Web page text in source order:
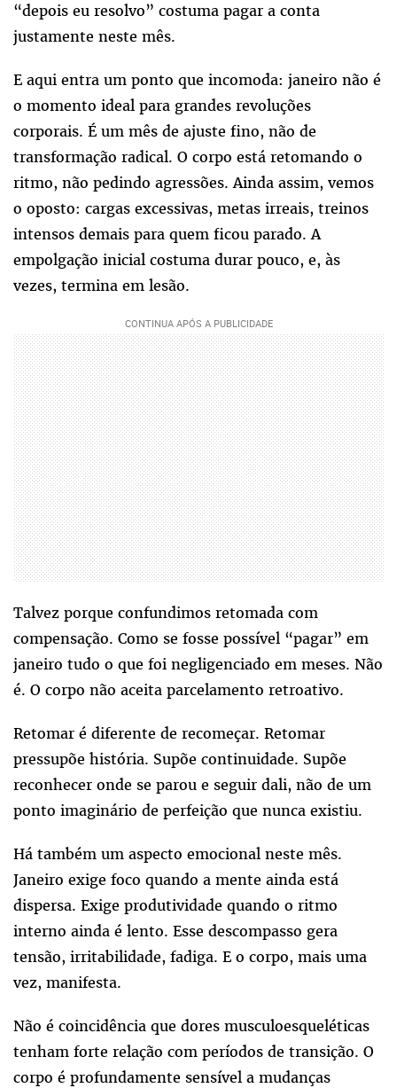
“depois eu resolvo” costuma pagar a conta
justamente neste mês.
E aqui entra um ponto que incomoda: janeiro não é
o momento ideal para grandes revoluções
corporais. É um mês de ajuste fino, não de
transformação radical. O corpo está retomando o
ritmo, não pedindo agressões. Ainda assim, vemos
o oposto: cargas excessivas, metas irreais, treinos
intensos demais para quem ficou parado. A
empolgação inicial costuma durar pouco, e, às
vezes, termina em lesão.
Talvez porque confundimos retomada com
compensação. Como se fosse possível “pagar” em
janeiro tudo o que foi negligenciado em meses. Não
é. O corpo não aceita parcelamento retroativo.
Retomar é diferente de recomeçar. Retomar
pressupõe história. Supõe continuidade. Supõe
reconhecer onde se parou e seguir dali, não de um
ponto imaginário de perfeição que nunca existiu.
Há também um aspecto emocional neste mês.
Janeiro exige foco quando a mente ainda está
dispersa. Exige produtividade quando o ritmo
interno ainda é lento. Esse descompasso gera
tensão, irritabilidade, fadiga. E o corpo, mais uma
vez, manifesta.
Não é coincidência que dores musculoesqueléticas
tenham forte relação com períodos de transição. O
corpo é profundamente sensível a mudanças